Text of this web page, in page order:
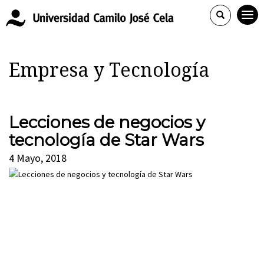
Empresa y Tecnología
Lecciones de negocios y
tecnología de Star Wars
4 Mayo, 2018